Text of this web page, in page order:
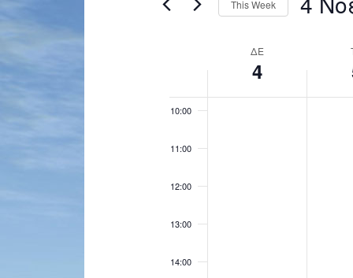
Navigation
This Week
Events
ΔΕ
4
10:00
11:00
12:00
13:00
14:00